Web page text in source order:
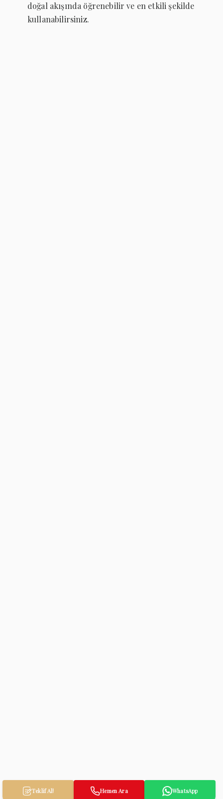
doğal akışında öğrenebilir ve en etkili şekilde
kullanabilirsiniz.
Teklif Al! Hemen Ara WhatsApp